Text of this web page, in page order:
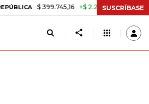
$ 399.745,16 +$ 2.295,71 +0,58%
SUSCRÍBASE